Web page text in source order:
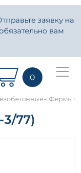
заявку на
вам
0
- Фермы
3/77)